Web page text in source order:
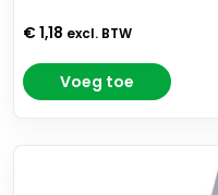
€ 1,18 excl. BTW
Voeg toe